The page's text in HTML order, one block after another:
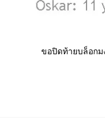
ขอปิดท้ายบล็อกม